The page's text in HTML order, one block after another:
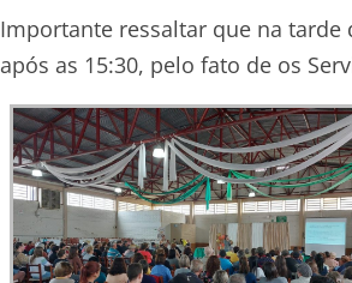
Importante ressaltar que na tarde
após as 15:30, pelo fato de os